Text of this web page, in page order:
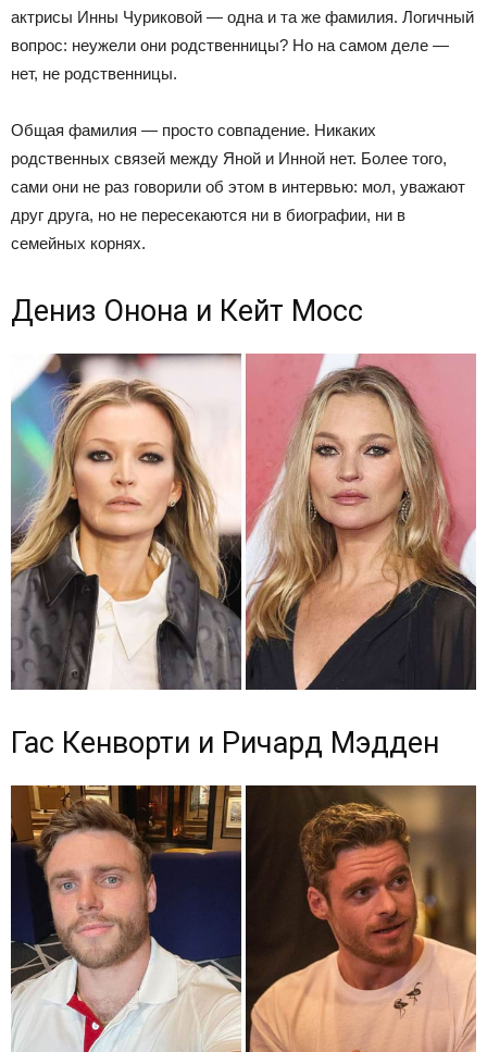
актрисы Инны Чуриковой — одна и та же фамилия. Логичный
вопрос: неужели они родственницы? Но на самом деле —
нет, не родственницы.
Общая фамилия — просто совпадение. Никаких
родственных связей между Яной и Инной нет. Более того,
сами они не раз говорили об этом в интервью: мол, уважают
друг друга, но не пересекаются ни в биографии, ни в
семейных корнях.
Дениз Онона и Кейт Мосс
Гас Кенворти и Ричард Мэдден